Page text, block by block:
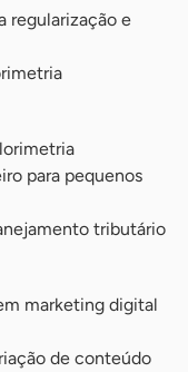
regularização e
para pequenos
tributário
marketing digital
de conteúdo